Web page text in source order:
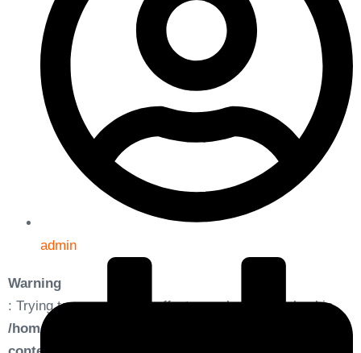
admin
Warning
: Trying to access array offset on value of type bool in
/home/condell/public_html/wp-